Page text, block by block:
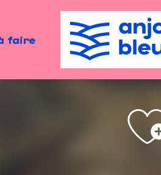
faire